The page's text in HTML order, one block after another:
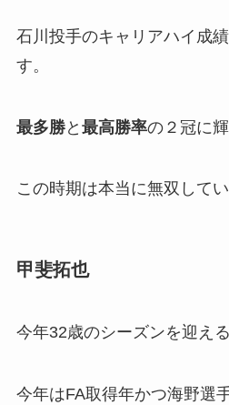
石川投手のキャリアハイ成
す。
最多勝と 最高勝率の２冠に
この時期は本当に無双してい
甲斐拓也
今年32歳のシーズンを迎える
今年はFA取得年かつ海野選